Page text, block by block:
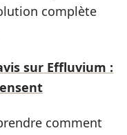
complète
sur Effluvium :
comment